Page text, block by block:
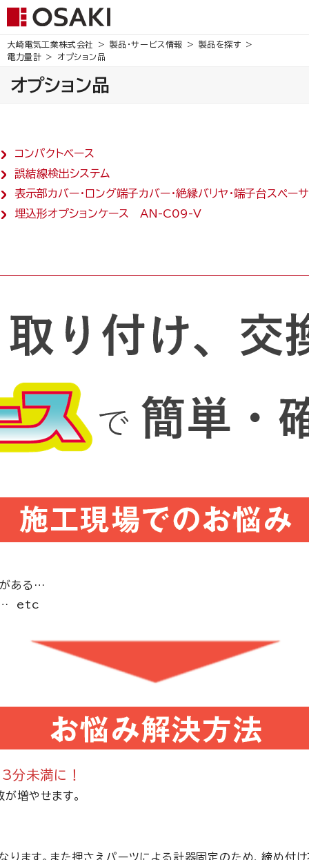
大崎電気工業株式会社 製品・サービス情報
製品を探す
電力量計
オプション品
オプション品
コンパクトベース
誤結線検出システム
表示部カバー・ロング端子カバー・絶縁バリヤ・端子台スペーサ
埋込形オプションケース AN-C09-V
がある…
… etc
分未満に！
増やせます。
ます。また押さえパーツによる計器固定のため、締め付